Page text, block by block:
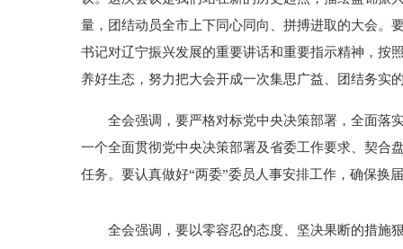
量，团结动员全市上下同心同向、拼搏进取的大会。
书记对辽宁振兴发展的重要讲话和重要指示精神，按
养好生态，努力把大会开成一次集思广益、团结务实
全会强调，要严格对标党中央决策部署，全面落
一个全面贯彻党中央决策部署及省委工作要求、契合
任务。要认真做好“两委”委员人事安排工作，确保换
全会强调，要以零容忍的态度、坚决果断的措施